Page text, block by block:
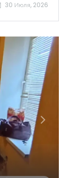
30 Июля, 2026